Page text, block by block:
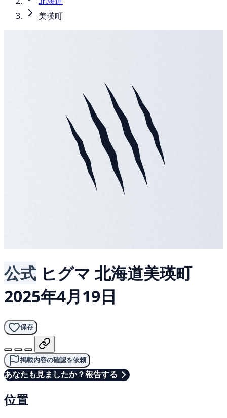
美瑛町
公式 ヒグマ 北海道美瑛町
2025年4月19日
保存
掲載内容の確認を依頼
あなたも見ましたか？報告する
位置